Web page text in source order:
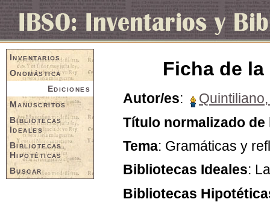
Inventarios
Onomástica
Ediciones
Manuscritos
Bibliotecas
Ideales
Bibliotecas
Hipotéticas
Buscar
Ficha de
Autor/es:
Título normalizado de
Tema: Gramáticas y
Bibliotecas Ideales:
Bibliotecas